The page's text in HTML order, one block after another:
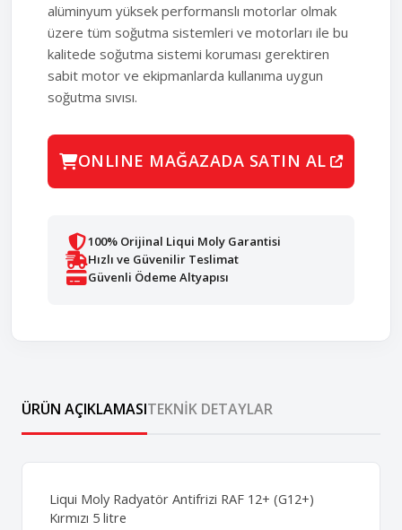
alüminyum yüksek performanslı motorlar olmak
üzere tüm soğutma sistemleri ve motorları ile bu
kalitede soğutma sistemi koruması gerektiren
sabit motor ve ekipmanlarda kullanıma uygun
soğutma sıvısı.
ONLINE MAĞAZADA SATIN AL
100% Orijinal Liqui Moly Garantisi
Hızlı ve Güvenilir Teslimat
Güvenli Ödeme Altyapısı
ÜRÜN AÇIKLAMASITEKNIK DETAYLAR
Liqui Moly Radyatör Antifrizi RAF 12+ (G12+)
Kırmızı 5 litre